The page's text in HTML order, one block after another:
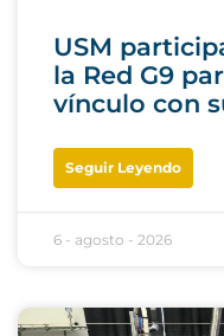
USM
la Red G9
vínculo con
Seguir Leyendo
6 - agosto - 2026